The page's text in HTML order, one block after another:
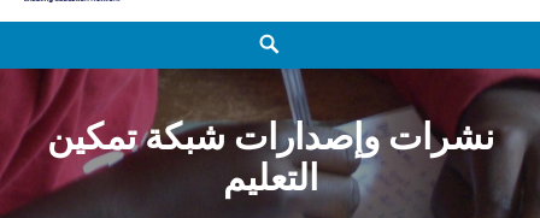
EENET
ENABLING EDUCATION NETWORK
نشرات وإصدارات شبكة تمكين
التعليم